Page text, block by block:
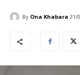
By Ona Khabara 21/